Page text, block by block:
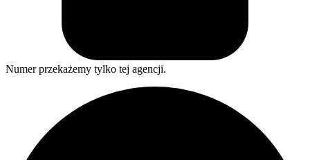
Numer przekażemy tylko tej agencji.